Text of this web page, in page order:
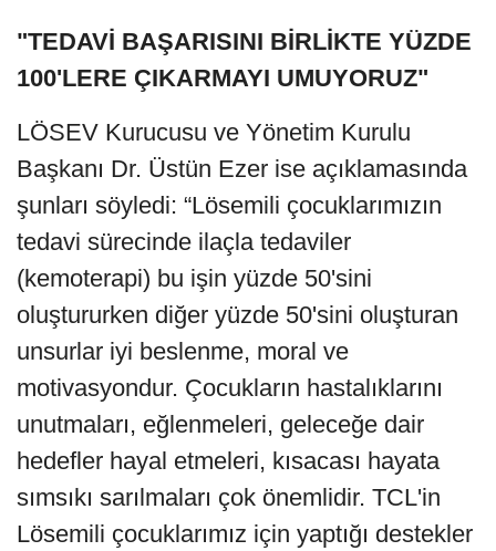
"TEDAVİ BAŞARISINI BİRLİKTE YÜZDE
100'LERE ÇIKARMAYI UMUYORUZ"
LÖSEV Kurucusu ve Yönetim Kurulu
Başkanı Dr. Üstün Ezer ise açıklamasında
şunları söyledi: “Lösemili çocuklarımızın
tedavi sürecinde ilaçla tedaviler
(kemoterapi) bu işin yüzde 50'sini
oluştururken diğer yüzde 50'sini oluşturan
unsurlar iyi beslenme, moral ve
motivasyondur. Çocukların hastalıklarını
unutmaları, eğlenmeleri, geleceğe dair
hedefler hayal etmeleri, kısacası hayata
sımsıkı sarılmaları çok önemlidir. TCL'in
Lösemili çocuklarımız için yaptığı destekler